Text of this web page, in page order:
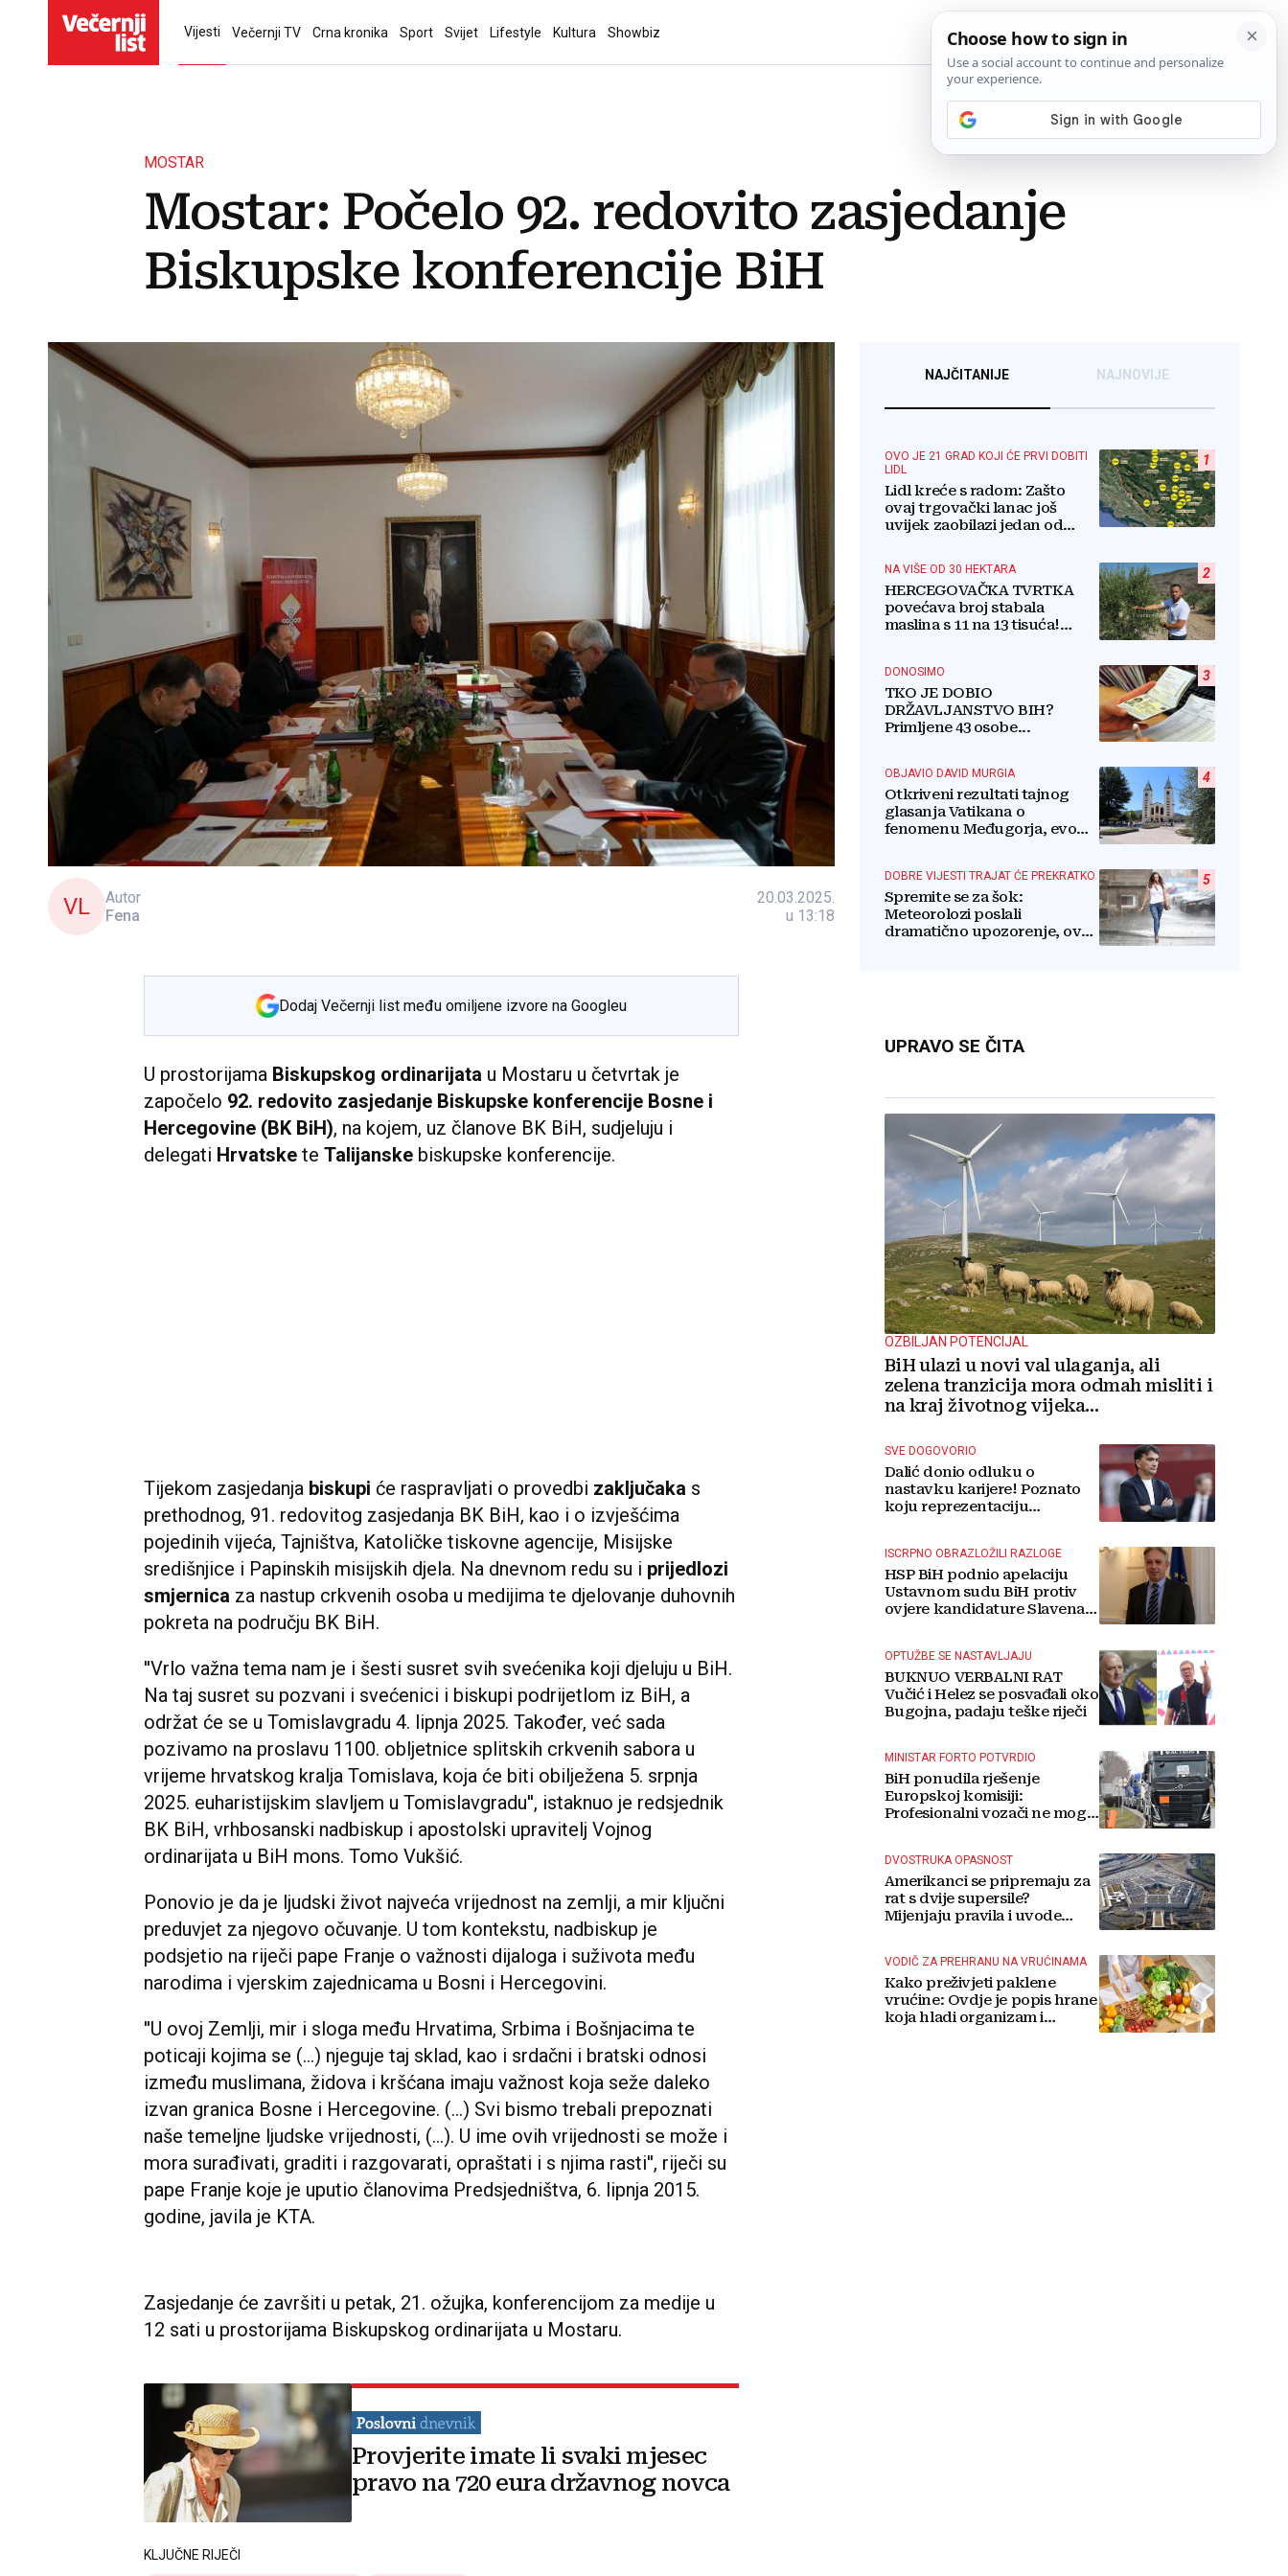
Vijesti Večernji TV Crna kronika Sport Svijet Lifestyle Kultura Showbiz
MOSTAR
Mostar: Počelo 92. redovito zasjedanje
Biskupske konferencije BiH
VL
Autor
Fena
20.03.2025.
u 13:18
Dodaj Večernji list među omiljene izvore na Googleu
U prostorijama Biskupskog ordinarijata u Mostaru u četvrtak je
započelo 92. redovito zasjedanje Biskupske konferencije Bosne i
Hercegovine (BK BiH), na kojem, uz članove BK BiH, sudjeluju i
delegati Hrvatske te Talijanske biskupske konferencije.
Tijekom zasjedanja biskupi će raspravljati o provedbi zaključaka s
prethodnog, 91. redovitog zasjedanja BK BiH, kao i o izvješćima
pojedinih vijeća, Tajništva, Katoličke tiskovne agencije, Misijske
središnjice i Papinskih misijskih djela. Na dnevnom redu su i prijedlozi
smjernica za nastup crkvenih osoba u medijima te djelovanje duhovnih
pokreta na području BK BiH.
''Vrlo važna tema nam je i šesti susret svih svećenika koji djeluju u BiH.
Na taj susret su pozvani i svećenici i biskupi podrijetlom iz BiH, a
održat će se u Tomislavgradu 4. lipnja 2025. Također, već sada
pozivamo na proslavu 1100. obljetnice splitskih crkvenih sabora u
vrijeme hrvatskog kralja Tomislava, koja će biti obilježena 5. srpnja
2025. euharistijskim slavljem u Tomislavgradu'', istaknuo je redsjednik
BK BiH, vrhbosanski nadbiskup i apostolski upravitelj Vojnog
ordinarijata u BiH mons. Tomo Vukšić.
Ponovio je da je ljudski život najveća vrijednost na zemlji, a mir ključni
preduvjet za njegovo očuvanje. U tom kontekstu, nadbiskup je
podsjetio na riječi pape Franje o važnosti dijaloga i suživota među
narodima i vjerskim zajednicama u Bosni i Hercegovini.
''U ovoj Zemlji, mir i sloga među Hrvatima, Srbima i Bošnjacima te
poticaji kojima se (…) njeguje taj sklad, kao i srdačni i bratski odnosi
između muslimana, židova i kršćana imaju važnost koja seže daleko
izvan granica Bosne i Hercegovine. (…) Svi bismo trebali prepoznati
naše temeljne ljudske vrijednosti, (…). U ime ovih vrijednosti se može i
mora surađivati, graditi i razgovarati, opraštati i s njima rasti'', riječi su
pape Franje koje je uputio članovima Predsjedništva, 6. lipnja 2015.
godine, javila je KTA.
Zasjedanje će završiti u petak, 21. ožujka, konferencijom za medije u
12 sati u prostorijama Biskupskog ordinarijata u Mostaru.
Provjerite imate li svaki mjesec
pravo na 720 eura državnog novca
KLJUČNE RIJEČI
NAJČITANIJE NAJNOVIJE
1
OVO JE 21 GRAD KOJI ĆE PRVI DOBITI
LIDL
Lidl kreće s radom: Zašto
ovaj trgovački lanac još
uvijek zaobilazi jedan od
2
NA VIŠE OD 30 HEKTARA
HERCEGOVAČKA TVRTKA
povećava broj stabala
maslina s 11 na 13 tisuća!
3
DONOSIMO
TKO JE DOBIO
DRŽAVLJANSTVO BIH?
Primljene 43 osobe...
4
OBJAVIO DAVID MURGIA
Otkriveni rezultati tajnog
glasanja Vatikana o
fenomenu Međugorja, evo
5
DOBRE VIJESTI TRAJAT ĆE PREKRATKO
Spremite se za šok:
Meteorolozi poslali
dramatično upozorenje, ovo
UPRAVO SE ČITA
OZBILJAN POTENCIJAL
BiH ulazi u novi val ulaganja, ali
zelena tranzicija mora odmah misliti i
na kraj životnog vijeka
SVE DOGOVORIO
Dalić donio odluku o
nastavku karijere! Poznato
koju reprezentaciju
ISCRPNO OBRAZLOŽILI RAZLOGE
HSP BiH podnio apelaciju
Ustavnom sudu BiH protiv
ovjere kandidature Slavena
OPTUŽBE SE NASTAVLJAJU
BUKNUO VERBALNI RAT
Vučić i Helez se posvađali oko
Bugojna, padaju teške riječi
MINISTAR FORTO POTVRDIO
BiH ponudila rješenje
Europskoj komisiji:
Profesionalni vozači ne mogu
DVOSTRUKA OPASNOST
Amerikanci se pripremaju za
rat s dvije supersile?
Mijenjaju pravila i uvode
VODIČ ZA PREHRANU NA VRUĆINAMA
Kako preživjeti paklene
vrućine: Ovdje je popis hrane
koja hladi organizam i